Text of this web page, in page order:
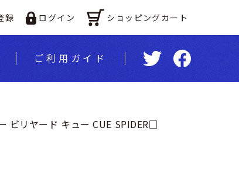
録 ログイン ショッピングカート
ご利⽤ガイド
ビリヤード キュー CUE SPIDER□